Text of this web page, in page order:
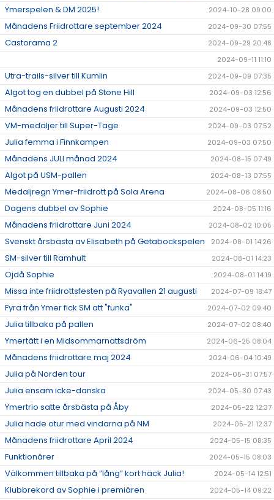
Ymerspelen & DM 2025! 2024-10-28 09:00
Månadens Friidrottare september 2024 2024-09-30 07:55
Castorama 2
2024-09-29 20:48
2024-09-11 11:10
Utra-trails-silver till Kumlin 2024-09-09 07:35
Algot tog en dubbel på Stone Hill 2024-09-03 12:56
Månadens friidrottare Augusti 2024 2024-09-03 12:50
VM-medaljer till Super-Tage 2024-09-03 07:52
Julia femma i Finnkampen 2024-09-03 07:50
Månadens JULI månad 2024 2024-08-15 07:49
Algot på USM-pallen 2024-08-13 07:55
Medaljregn Ymer-friidrott på Sola Arena 2024-08-06 08:50
Dagens dubbel av Sophie 2024-08-05 11:16
Månadens friidrottare Juni 2024 2024-08-02 10:05
Svenskt årsbästa av Elisabeth på Getabockspelen 2024-08-01 14:26
SM-silver till Ramhult 2024-08-01 14:23
Ojdå Sophie 2024-08-01 14:19
Missa inte friidrottsfesten på Ryavallen 21 augusti 2024-07-09 18:47
Fyra från Ymer fick SM att "funka" 2024-07-02 09:40
Julia tillbaka på pallen 2024-07-02 08:40
Ymertätt i en Midsommarnattsdröm 2024-06-25 08:04
Månadens friidrottare maj 2024 2024-06-04 10:49
Julia på Norden tour 2024-05-31 07:57
Julia ensam icke-danska 2024-05-30 07:43
Ymertrio satte årsbästa på Åby 2024-05-22 12:37
Julia hade otur med vindarna på NM 2024-05-21 12:37
Månadens friidrottare April 2024 2024-05-15 08:35
Funktionärer 2024-05-15 08:03
Välkommen tillbaka på ”lång” kort häck Julia! 2024-05-14 12:51
Klubbrekord av Sophie i premiären 2024-05-14 09:22